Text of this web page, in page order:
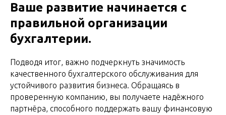
Ваше развитие начинается с
правильной организации
бухгалтерии.
Подводя итог, важно подчеркнуть значимость
качественного бухгалтерского обслуживания для
устойчивого развития бизнеса. Обращаясь в
проверенную компанию, вы получаете надёжного
партнёра, способного поддержать вашу финансовую